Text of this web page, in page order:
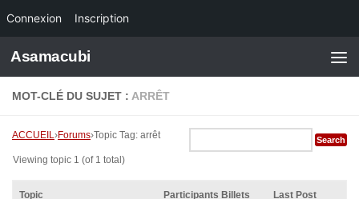
Connexion Inscription
Skip to content
Asamacubi
MOT-CLÉ DU SUJET : ARRÊT
ACCUEIL›Forums›Topic Tag: arrêt
Viewing topic 1 (of 1 total)
Topic Participants Billets Last Post